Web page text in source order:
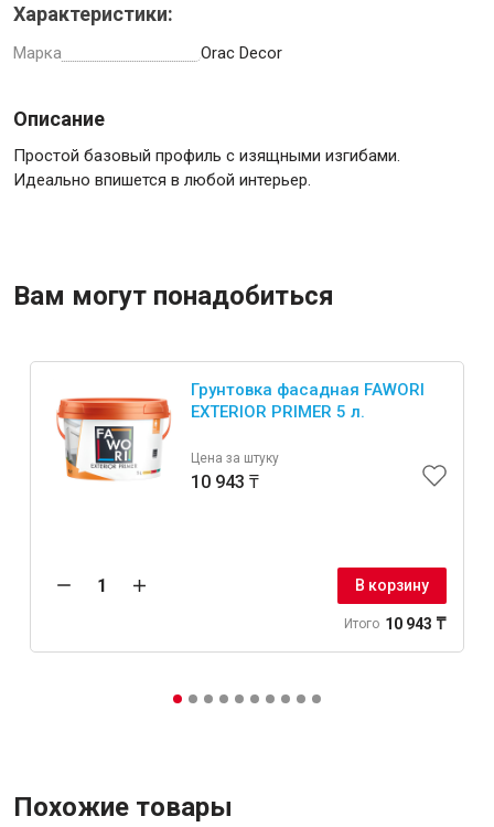
Характеристики:
Марка Orac Decor
Описание
Простой базовый профиль с изящными изгибами.
Идеально впишется в любой интерьер.
Вам могут понадобиться
Грунтовка фасадная FAWORI
EXTERIOR PRIMER 5 л.
Цена за штуку
10 943 ₸
В корзину
Итого 10 943 ₸
Похожие товары
Малярный инструмент
Специализированный инструмент
Инструмент для штукатурно-отделочных работ
Ещё 2
Крепежи
Анкеры
Монтажные ленты
Всё для дома и сада
Товары для бани и сауны